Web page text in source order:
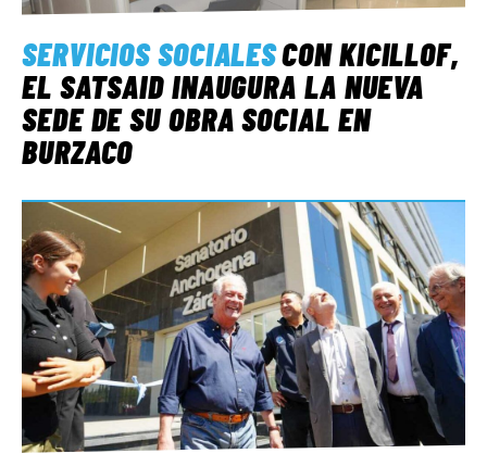
SERVICIOS SOCIALESCON KICILLOF,
EL SATSAID INAUGURA LA NUEVA
SEDE DE SU OBRA SOCIAL EN
BURZACO